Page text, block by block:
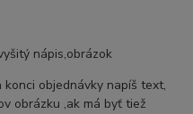
nápis,obrázok
objednávky napíš text,
obrázku ,ak má byť tiež